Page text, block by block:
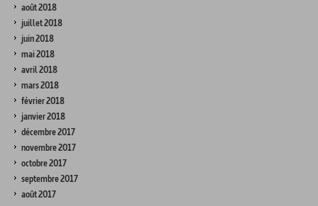
août 2018
juillet 2018
juin 2018
mai 2018
avril 2018
mars 2018
février 2018
janvier 2018
décembre 2017
novembre 2017
octobre 2017
septembre 2017
août 2017